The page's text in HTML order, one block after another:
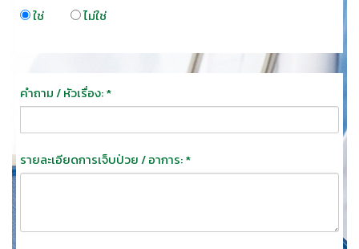
ใช่
ไม่ใช่
คำถาม / หัวเรื่อง: *
รายละเอียดการเจ็บป่วย / อาการ: *